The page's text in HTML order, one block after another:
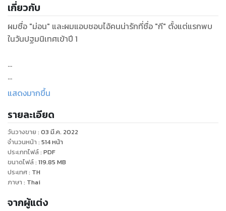
เกี่ยวกับ
ผมชื่อ "ม่อน" และผมแอบชอบไอ้คนน่ารักที่ชื่อ "กี" ตั้งแต่แรกพบ
ในวันปฐมนิเทศเข้าปี 1
...
.....
รู้ตัวอีกที ไอ้ม่อนได้คนที่ชอบมาเป็นเพื่อนเฉย
....
.
แสดงมากขึ้น
รายละเอียด
วันวางขาย : 03 มี.ค. 2022
จำนวนหน้า : 514หน้า
ประเภทไฟล์: PDF
ขนาดไฟล์: 119.85 MB
ประเทศ: TH
ภาษา : Thai
จากผู้แต่ง